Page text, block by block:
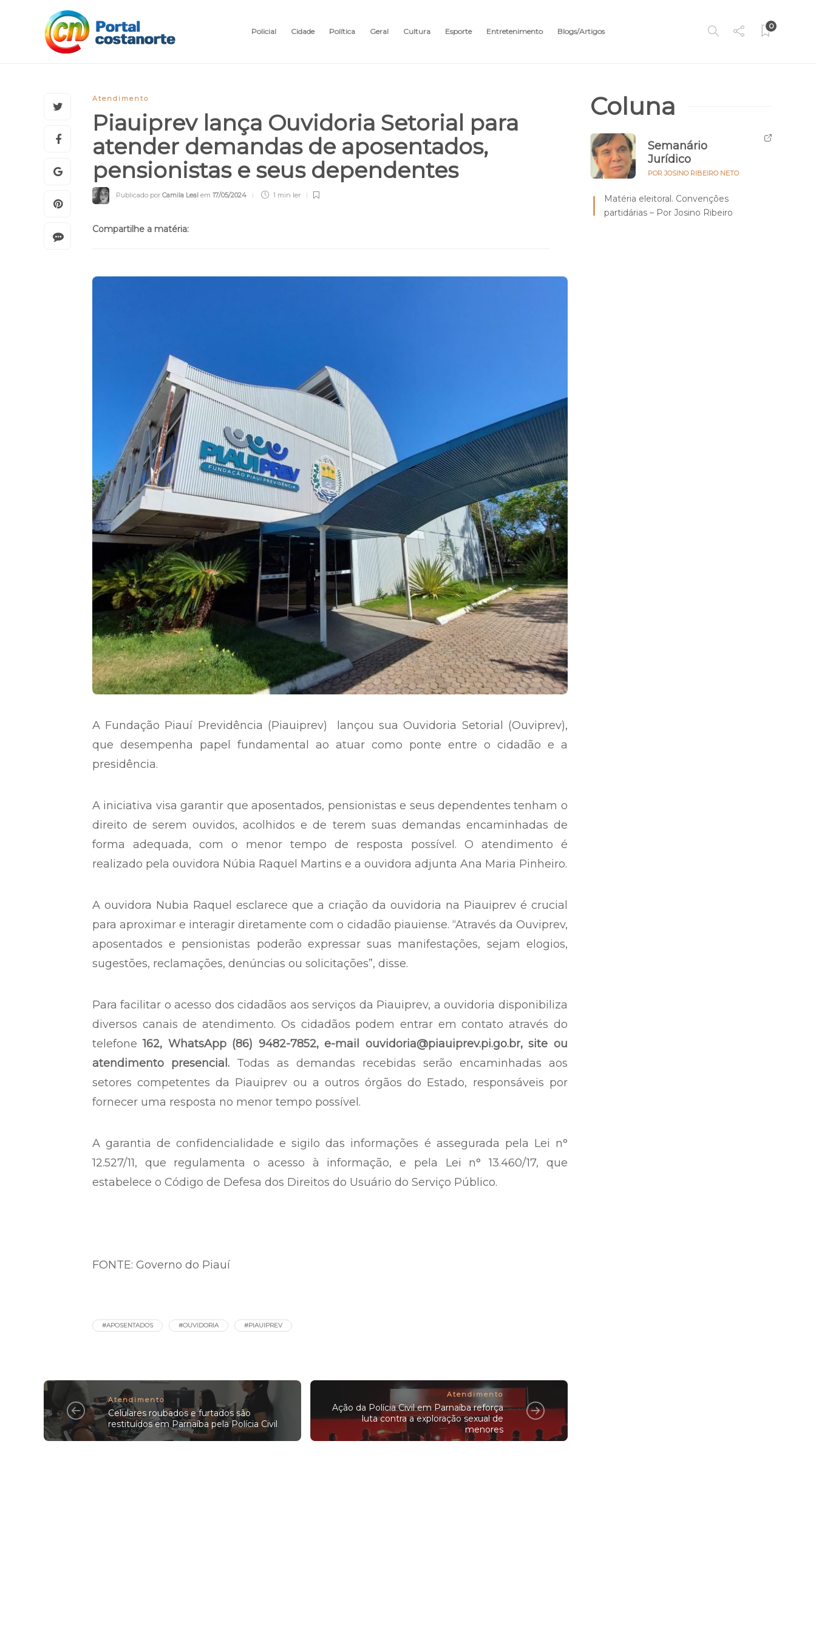
Policial Cidade Política Geral Cultura Esporte Entretenimento Blogs/Artigos
0
Atendimento
Piauiprev lança Ouvidoria Setorial para
atender demandas de aposentados,
pensionistas e seus dependentes
Publicado por Camila Leal em 17/05/2024 1 min ler
Compartilhe a matéria:
A Fundação Piauí Previdência (Piauiprev) lançou sua Ouvidoria Setorial (Ouviprev),
que desempenha papel fundamental ao atuar como ponte entre o cidadão e a
presidência.
A iniciativa visa garantir que aposentados, pensionistas e seus dependentes tenham o
direito de serem ouvidos, acolhidos e de terem suas demandas encaminhadas de
forma adequada, com o menor tempo de resposta possível. O atendimento é
realizado pela ouvidora Núbia Raquel Martins e a ouvidora adjunta Ana Maria Pinheiro.
A ouvidora Nubia Raquel esclarece que a criação da ouvidoria na Piauiprev é crucial
para aproximar e interagir diretamente com o cidadão piauiense. “Através da Ouviprev,
aposentados e pensionistas poderão expressar suas manifestações, sejam elogios,
sugestões, reclamações, denúncias ou solicitações”, disse.
Para facilitar o acesso dos cidadãos aos serviços da Piauiprev, a ouvidoria disponibiliza
diversos canais de atendimento. Os cidadãos podem entrar em contato através do
telefone162, WhatsApp (86) 9482-7852, e-mail ouvidoria@piauiprev.pi.go.br, site ou
atendimento presencial.Todas as demandas recebidas serão encaminhadas aos
setores competentes da Piauiprev ou a outros órgãos do Estado, responsáveis por
fornecer uma resposta no menor tempo possível.
A garantia de confidencialidade e sigilo das informações é assegurada pela Lei n°
12.527/11, que regulamenta o acesso à informação, e pela Lei n° 13.460/17, que
estabelece o Código de Defesa dos Direitos do Usuário do Serviço Público.
FONTE: Governo do Piauí
#APOSENTADOS #OUVIDORIA #PIAUIPREV
Atendimento
Celulares roubados e furtados são
restituídos em Parnaíba pela Polícia Civil
Atendimento
Ação da Polícia Civil em Parnaíba reforça
luta contra a exploração sexual de
menores
Coluna
Semanário
Jurídico
POR JOSINO RIBEIRO NETO
Matéria eleitoral. Convenções
partidárias – Por Josino Ribeiro